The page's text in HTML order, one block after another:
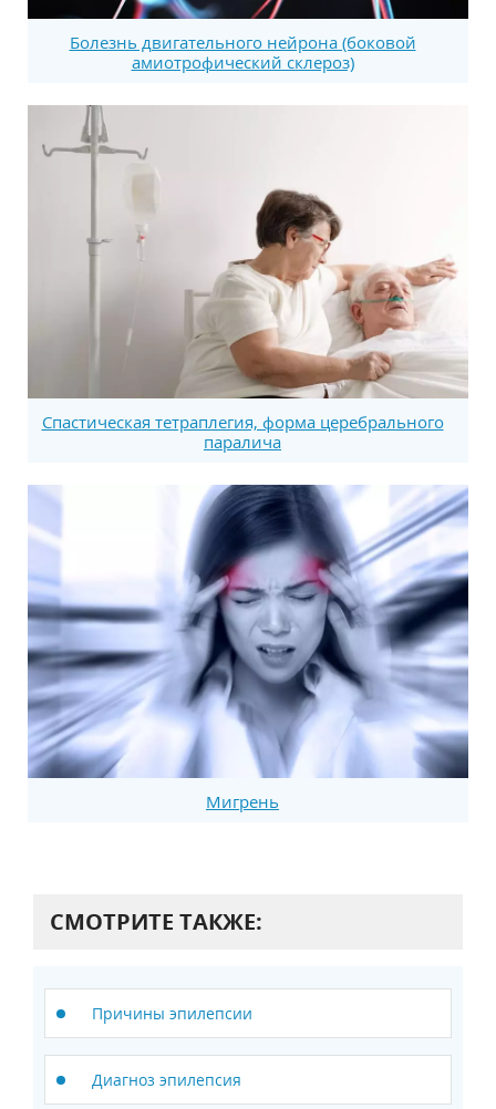
Болезнь двигательного нейрона (боковой
амиотрофический склероз)
Спастическая тетраплегия, форма церебрального
паралича
Мигрень
СМОТРИТЕ ТАКЖЕ:
Причины эпилепсии
Диагноз эпилепсия